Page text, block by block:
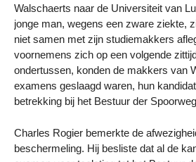
Walschaerts naar de Universiteit van
jonge man, wegens een zware ziekte,
niet samen met zijn studiemakkers
voornemens zich op een volgende
ondertussen, konden de makkers van
examens geslaagd waren, hun
betrekking bij het Bestuur der
Charles Rogier bemerkte de
beschermeling. Hij besliste dat al de